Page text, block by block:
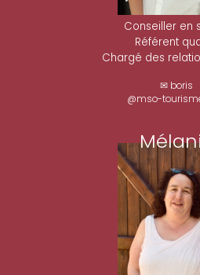
Conseiller en
Référent
Chargé des
✉ boris
@mso-